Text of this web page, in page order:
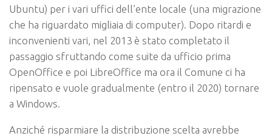
Ubuntu) per i vari uffici dell’ente locale (una migrazione
che ha riguardato migliaia di computer). Dopo ritardi e
inconvenienti vari, nel 2013 è stato completato il
passaggio sfruttando come suite da ufficio prima
OpenOffice e poi LibreOffice ma ora il Comune ci ha
ripensato e vuole gradualmente (entro il 2020) tornare
a Windows.
Anziché risparmiare la distribuzione scelta avrebbe